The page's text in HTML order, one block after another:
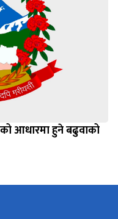
आधारमा हुने बढुवाको